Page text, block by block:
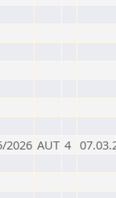
2026 AUT 4